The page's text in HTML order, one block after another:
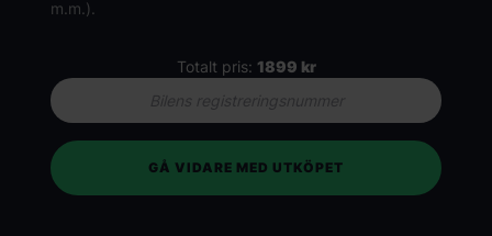
m.m.).
Totalt pris: 1899 kr
GÅ VIDARE MED UTKÖPET